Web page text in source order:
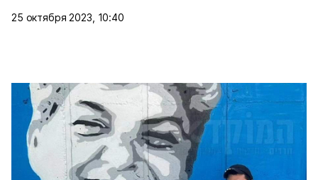
25 октября 2023, 10:40